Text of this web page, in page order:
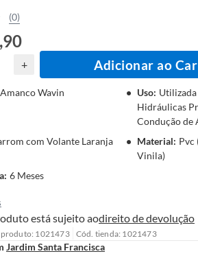
(0)
+ Adicionar ao
Amanco Wavin Uso:
Hidráulicas
Condução de
com Volante Laranja Material: Pvc
Vinila)
: 6 Meses
está sujeito aodireito de devolução
produto: 1021473 Cód. tienda: 1021473
Jardim Santa Francisca